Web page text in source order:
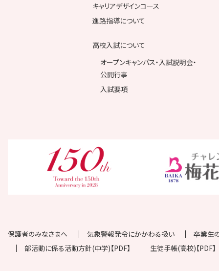
キャリアデザインコース
進路指導について
高校入試について
オープンキャンパス・入試説明会・
公開行事
入試要項
保護者のみなさまへ 気象警報発令にかかわる扱い
卒業生
部活動に係る活動方針(中学)【PDF】
生徒手帳(高校)【PDF】